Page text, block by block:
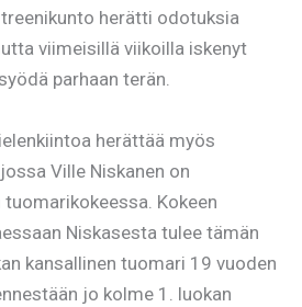
herätti odotuksia
viimeisillä viikoilla iskenyt
parhaan terän.
herättää myös
Ville Niskanen on
Kokeen
Niskasesta tulee tämän
kansallinen tuomari 19 vuoden
jo kolme 1. luokan